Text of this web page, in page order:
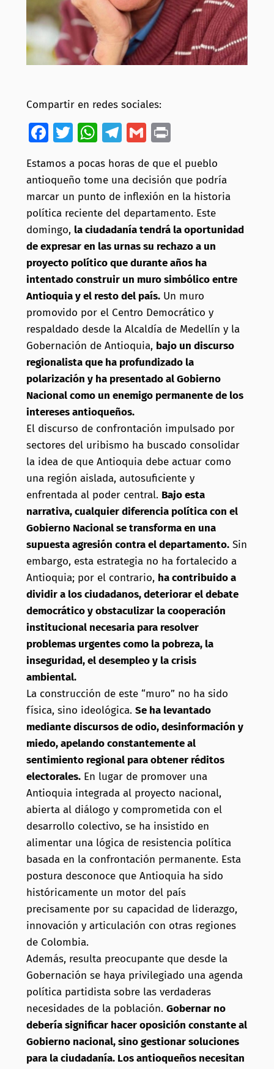
Compartir en redes sociales:
Facebook
Twitter
WhatsApp
Telegram
GmailPrint
Estamos a pocas horas de que el pueblo
antioqueño tome una decisión que podría
marcar un punto de inflexión en la historia
política reciente del departamento. Este
domingo, la ciudadanía tendrá la oportunidad
de expresar en las urnas su rechazo a un
proyecto político que durante años ha
intentado construir un muro simbólico entre
Antioquia y el resto del país.Un muro
promovido por el Centro Democrático y
respaldado desde la Alcaldía de Medellín y la
Gobernación de Antioquia, bajo un discurso
regionalista que ha profundizado la
polarización y ha presentado al Gobierno
Nacional como un enemigo permanente de los
intereses antioqueños.
El discurso de confrontación impulsado por
sectores del uribismo ha buscado consolidar
la idea de que Antioquia debe actuar como
una región aislada, autosuficiente y
enfrentada al poder central. Bajo esta
narrativa, cualquier diferencia política con el
Gobierno Nacional se transforma en una
supuesta agresión contra el departamento.Sin
embargo, esta estrategia no ha fortalecido a
Antioquia; por el contrario, ha contribuido a
dividir a los ciudadanos, deteriorar el debate
democrático y obstaculizar la cooperación
institucional necesaria para resolver
problemas urgentes como la pobreza, la
inseguridad, el desempleo y la crisis
ambiental.
La construcción de este “muro” no ha sido
física, sino ideológica. Se ha levantado
mediante discursos de odio, desinformación y
miedo, apelando constantemente al
sentimiento regional para obtener réditos
electorales.En lugar de promover una
Antioquia integrada al proyecto nacional,
abierta al diálogo y comprometida con el
desarrollo colectivo, se ha insistido en
alimentar una lógica de resistencia política
basada en la confrontación permanente. Esta
postura desconoce que Antioquia ha sido
históricamente un motor del país
precisamente por su capacidad de liderazgo,
innovación y articulación con otras regiones
de Colombia.
Además, resulta preocupante que desde la
Gobernación se haya privilegiado una agenda
política partidista sobre las verdaderas
necesidades de la población. Gobernar no
debería significar hacer oposición constante al
Gobierno nacional, sino gestionar soluciones
para la ciudadanía. Los antioqueños necesitan